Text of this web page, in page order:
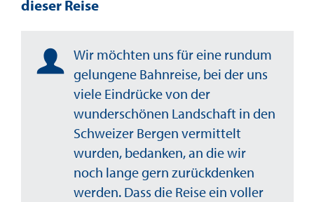
dieser Reise
Wir möchten uns für eine rundum
gelungene Bahnreise, bei der uns
viele Eindrücke von der
wunderschönen Landschaft in den
Schweizer Bergen vermittelt
wurden, bedanken, an die wir
noch lange gern zurückdenken
werden. Dass die Reise ein voller